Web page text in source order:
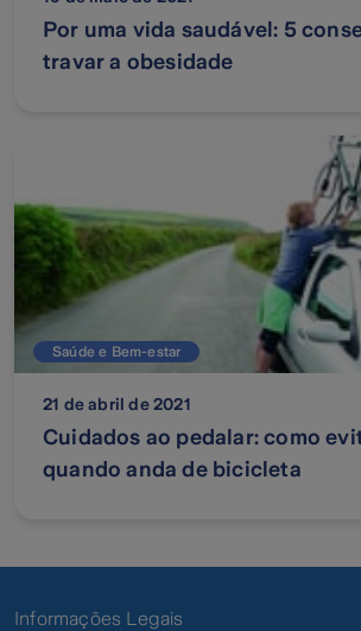
Por uma vida saudável: 5
travar a obesidade
Saúde e Bem-estar
21 de abril de 2021
Cuidados ao pedalar: como
quando anda de bicicleta
Informações Legais